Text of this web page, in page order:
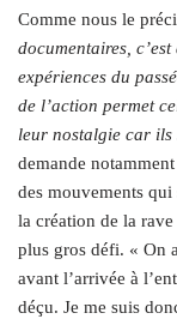
Comme nous le
documentaires,
expériences du
de l’action permet
leur nostalgie car ils
demande
des mouvements
la création de la
plus gros défi. « On
avant l’arrivée à
déçu. Je me suis